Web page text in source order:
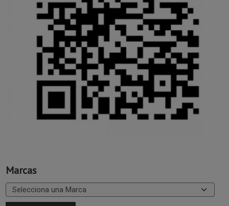
Marcas